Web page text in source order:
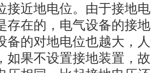
接近地电位。由于接地
存在的，电气设备的接
备的对地电位也越大，
如果不设置接地装置，